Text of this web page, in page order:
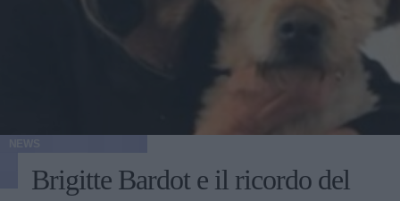
Brigitte Bardot e il ricordo del